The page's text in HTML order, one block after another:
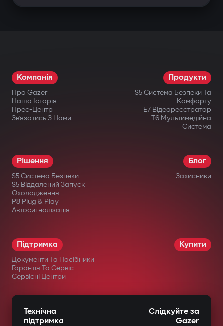
Компанія
Про Gazer
Наша Історія
Прес-Центр
Зв’язатись З Нами
Продукти
S5 Система Безпеки Та
Комфорту
E7 Відеореєстратор
T6 Мультимедійна
Система
Рішення
S5 Система Безпеки
S5 Віддалений Запуск
Охолодження
P8 Plug & Play
Автосигналізація
Блог
Захисники
Підтримка
Документи Та Посібники
Гарантія Та Сервіс
Сервісні Центри
Купити
Технічна
підтримка
Слідкуйте за
Gazer